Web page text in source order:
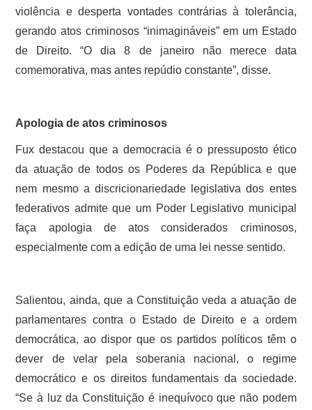
violência e desperta vontades contrárias à tolerância,
gerando atos criminosos “inimagináveis” em um Estado
de Direito. “O dia 8 de janeiro não merece data
comemorativa, mas antes repúdio constante”, disse.
Apologia de atos criminosos
Fux destacou que a democracia é o pressuposto ético
da atuação de todos os Poderes da República e que
nem mesmo a discricionariedade legislativa dos entes
federativos admite que um Poder Legislativo municipal
faça apologia de atos considerados criminosos,
especialmente com a edição de uma lei nesse sentido.
Salientou, ainda, que a Constituição veda a atuação de
parlamentares contra o Estado de Direito e a ordem
democrática, ao dispor que os partidos políticos têm o
dever de velar pela soberania nacional, o regime
democrático e os direitos fundamentais da sociedade.
“Se à luz da Constituição é inequívoco que não podem